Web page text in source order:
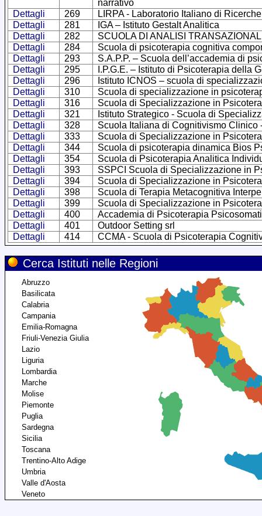
narrativo
Dettagli
269
LIRPA - Laboratorio Italiano di
Dettagli
281
IGA – Istituto Gestalt Analitica
Dettagli
282
SCUOLA DI ANALISI
Dettagli
284
Scuola di psicoterapia cognitiva
Dettagli
293
S.A.P.P. – Scuola dell’accademia di
Dettagli
295
I.P.G.E. – Istituto di Psicoterapia della
Dettagli
296
Istituto ICNOS – scuola di
Dettagli
310
Scuola di specializzazione in
Dettagli
316
Scuola di Specializzazione in
Dettagli
321
Istituto Strategico - Scuola di
Dettagli
328
Scuola Italiana di Cognitivismo Clinico
Dettagli
333
Scuola di Specializzazione in
Dettagli
344
Scuola di psicoterapia dinamica Bios
Dettagli
354
Scuola di Psicoterapia Analitica
Dettagli
393
SSPCI Scuola di Specializzazione in
Dettagli
394
Scuola di Specializzazione in
Dettagli
398
Scuola di Terapia Metacognitiva
Dettagli
399
Scuola di Specializzazione in
Dettagli
400
Accademia di Psicoterapia
Dettagli
401
Outdoor Setting srl
Dettagli
414 CCMA - Scuola di Psicoterapia
Cerca Istituti nelle Regioni
Abruzzo
Basilicata
Calabria
Campania
Emilia-Romagna
Friuli-Venezia Giulia
Lazio
Liguria
Lombardia
Marche
Molise
Piemonte
Puglia
Sardegna
Sicilia
Toscana
Trentino-Alto Adige
Umbria
Valle d'Aosta
Veneto